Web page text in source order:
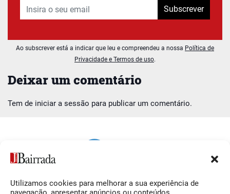
Utilizamos cookies para melhorar a sua experiência de
Deixar um comentário
Tem de iniciar a sessão para publicar um comentário.
Subscrever
Ao subscrever está a indicar que leu e compreendeu a nossa Política de
Privacidade e Termos de uso.
Siga-nos O Jornal da Bairrada